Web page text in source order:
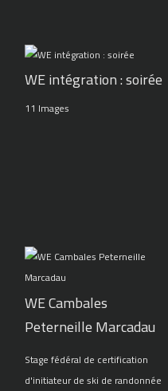
WE intégration : soirée
11 Images
WE Cambales
Peterneille Marcadau
Stage fédéral de certification
d'initiateur de ski de randonnée